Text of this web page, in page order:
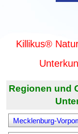
Killikus®
Regionen und
Mecklenburg-